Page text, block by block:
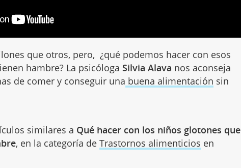
que otros, pero, ¿qué podemos hacer con esos
hambre? La psicólogaSilvia Alava nos aconseja
de comer y conseguir una buena alimentación sin
similares a Qué hacer con los niños glotones que
, en la categoría deTrastornos alimenticios en